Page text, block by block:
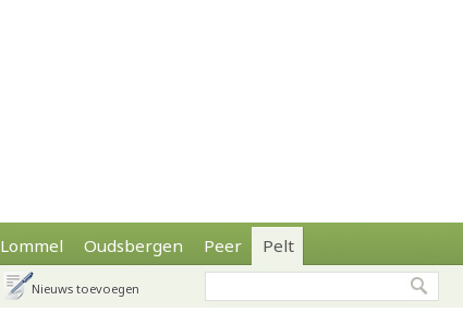
Lommel Oudsbergen Peer Pelt
Nieuws toevoegen